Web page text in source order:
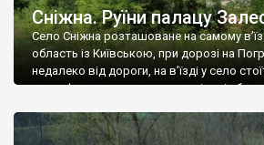
Сніжна. Руїни палацу
Село Сніжна розташоване на самому
область із Київською, при дорозі на
недалеко від дороги, на в’їзді у село
рельєфне пано, яке показує жінку і
не видно, але видно дві стареньких колії